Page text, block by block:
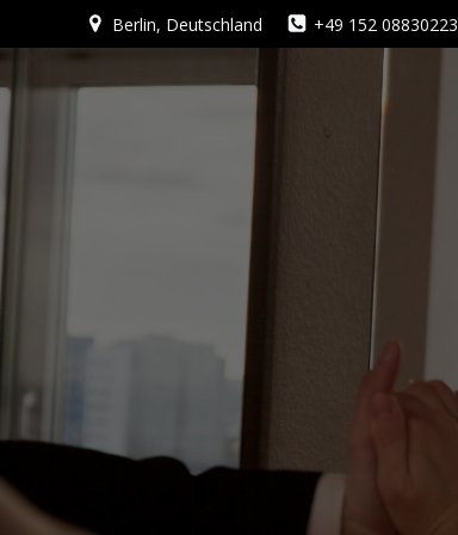
Inhalt
Berlin, Deutschland +49 152 08830223